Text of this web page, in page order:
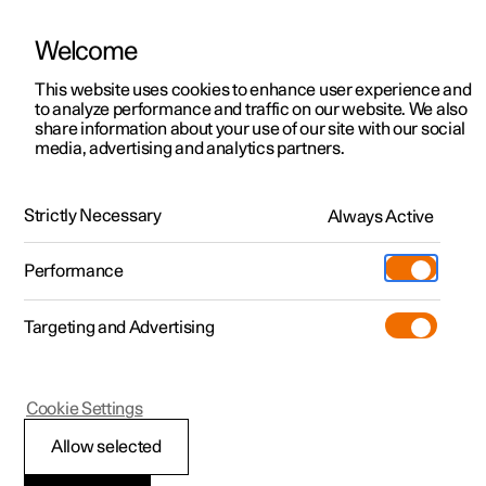
Polestar 2
Polestar 3
Polestar 4
Pre-owned
Shop
Mere
Udforsk Polestar 2
Kampagner
Nye lagerbiler
Prøvetur
Nye lagerbiler
Udforsk Polestar 4
Kampagner
Nye lagerbiler
Pre-owned-programmet
Pre-owned Polestar 2
Kampagner til privatkunder
Tilbud til erhvervskunder
Nye lagerbiler
Byg din bil
Pre-owned
Prøvetur
Extras tilbehør
(Åbner i et nyt vindue)
Experiences
Firmabil
Find os
Servicelokationer
Ejerskab
Opladning
Om Polestar
Bæredygtighed
Bæredygtighed
Klimaneutralitet
Polestars plan for at eliminere emissioner.
Welcome
This website uses cookies to enhance user experience and
to analyze performance and traffic on our website. We also
share information about your use of our site with our social
media, advertising and analytics partners.
Strictly Necessary Always Active
Performance
Targeting and Advertising
Allow selected
Cookie Settings